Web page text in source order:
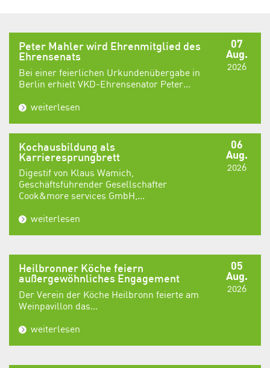
07
Aug.
2026
Peter Mahler wird Ehrenmitglied des
Ehrensenats
Bei einer feierlichen Urkundenübergabe in
Berlin erhielt VKD-Ehrensenator Peter...
weiterlesen
06
Aug.
2026
Kochausbildung als
Karrieresprungbrett
Digestif von Klaus Wamich,
Geschäftsführender Gesellschafter
Cook&more services GmbH,...
weiterlesen
05
Aug.
2026
Heilbronner Köche feiern
außergewöhnliches Engagement
Der Verein der Köche Heilbronn feierte am
Weinpavillon das...
weiterlesen